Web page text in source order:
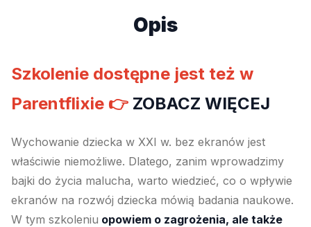
Opis
Szkolenie dostępne jest też w
Parentflixie 👉 ZOBACZ WIĘCEJ
Wychowanie dziecka w XXI w. bez ekranów jest
właściwie niemożliwe. Dlatego, zanim wprowadzimy
bajki do życia malucha, warto wiedzieć, co o wpływie
ekranów na rozwój dziecka mówią badania naukowe.
W tym szkoleniu opowiem o zagrożenia, ale także